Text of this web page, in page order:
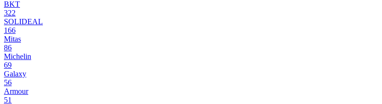
BKT
322
SOLIDEAL
166
Mitas
86
Michelin
69
Galaxy
56
Armour
51